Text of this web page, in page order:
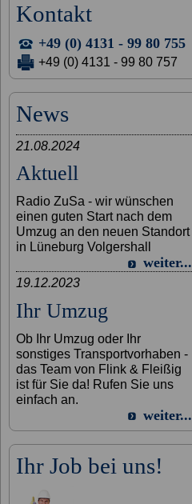
Kontakt
+49 (0) 4131 - 99 80 755
+49 (0) 4131 - 99 80 757
News
21.08.2024
Aktuell
Radio ZuSa - wir wünschen
einen guten Start nach dem
Umzug an den neuen Standort
in Lüneburg Volgershall
weiter...
19.12.2023
Ihr Umzug
Ob Ihr Umzug oder Ihr
sonstiges Transportvorhaben -
das Team von Flink & Fleißig
ist für Sie da! Rufen Sie uns
einfach an.
weiter...
Ihr Job bei uns!